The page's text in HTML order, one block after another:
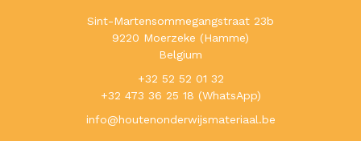
Sint-Martensommegangstraat 23b
9220 Moerzeke (Hamme)
Belgium
+32 52 52 01 32
+32 473 36 25 18 (WhatsApp)
info@houtenonderwijsmateriaal.be